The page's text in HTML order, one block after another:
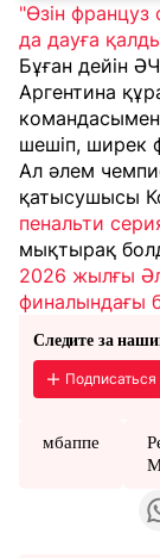
"Өзін
да дауға
Бұған дейін
Аргентина
шешіп, ширек
Ал әлем
қатысушысы
пенальти
мықтырақ
2026 жылғы
финалындағы
Следите за
Подписаться
мбаппе